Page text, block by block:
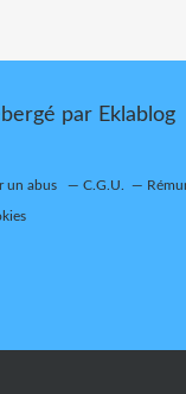
par Eklablog
un abus C.G.U.